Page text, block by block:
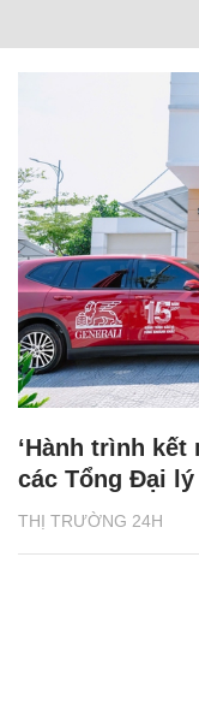
THỊ TRƯỜNG 24H
‘Hành trình kết
các Tổng Đại